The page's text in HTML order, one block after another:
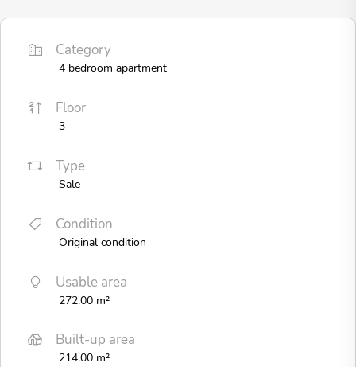
Category
4 bedroom apartment
Floor
3
Type
Sale
Condition
Original condition
Usable area
272.00 m²
Built-up area
214.00 m²